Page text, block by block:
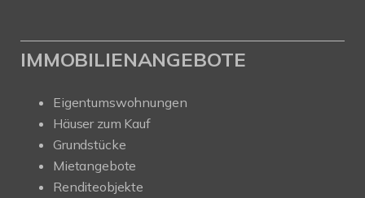
IMMOBILIENANGEBOTE
Eigentumswohnungen
Häuser zum Kauf
Grundstücke
Mietangebote
Renditeobjekte